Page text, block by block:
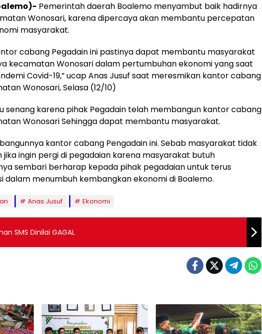
Pemerintah daerah Boalemo menyambut baik hadirnya
Wonosari, karena dipercaya akan membantu percepatan
masyarakat.
cabang Pegadain ini pastinya dapat membantu masyarakat
kecamatan Wonosari dalam pertumbuhan ekonomi yang saat
Covid-19,” ucap Anas Jusuf saat meresmikan kantor cabang
Wonosari, Selasa (12/10)
senang karena pihak Pegadain telah membangun kantor cabang
Wonosari Sehingga dapat membantu masyarakat.
kantor cabang Pengadain ini. Sebab masyarakat tidak
jika ingin pergi di pegadaian karena masyarakat butuh
sembari berharap kepada pihak pegadaian untuk terus
dalam menumbuh kembangkan ekonomi di Boalemo.
Anas Jusuf Ekonomi
SMS Dinilai GAGAL